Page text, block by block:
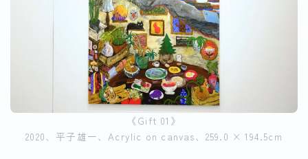
《Gift 01》
2020、平子雄一、Acrylic on canvas、259.0 × 194.5cm